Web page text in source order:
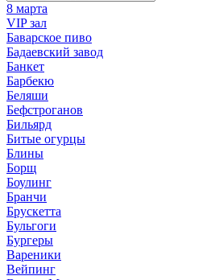
8 марта
VIP зал
Баварское пиво
Бадаевский завод
Банкет
Барбекю
Беляши
Бефстроганов
Бильярд
Битые огурцы
Блины
Борщ
Боулинг
Бранчи
Брускетта
Бульгоги
Бургеры
Вареники
Вейпинг